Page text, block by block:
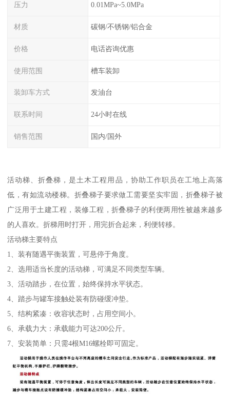
压力 0.01MPa~5.0MPa
材质 碳钢/不锈钢/铝合金
价格 电话咨询优惠
使用范围 槽车装卸
装卸车方式 发油台
联系时间 24小时在线
销售范围 国内/国外
活动梯、折叠梯，是土木工程用品，协助工作职员在工地上高落
低，有如流动楼梯。折叠梯子要求做工需要坚实牢固，折叠梯子被
广泛用于土建工程，装修工程，折叠梯子的利便两用性被越来越多
的人喜欢。折梯用时打开，用完折合起来，利便转移。
活动梯主要特点
1、装有随遇平衡装置，可悬停于角度。
2、选用适当长度的活动梯，可满足不同类型车辆。
3、活动踏步，在位置，始终保持水平状态。
4、踏步与罐车接触处装有防碰缓冲垫。
5、结构紧凑：收容状态时，占用空间小。
6、承载力大：承载能力可达200公斤。
7、安装简单：只需4根M16螺栓即可固定。